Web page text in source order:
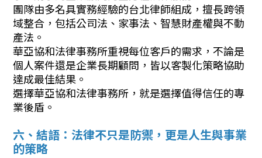
團隊由多名具實務經驗的台北律師組成，擅長跨領
域整合，包括公司法、家事法、智慧財產權與不動
產法。
華亞協和法律事務所重視每位客戶的需求，不論是
個人案件還是企業長期顧問，皆以客製化策略協助
達成最佳結果。
選擇華亞協和法律事務所，就是選擇值得信任的專
業後盾。
六、結語：法律不只是防禦，更是人生與事業
的策略